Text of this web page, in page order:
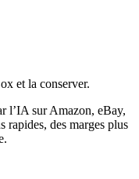
et la conserver.
l’IA sur Amazon, eBay,
rapides, des marges plus